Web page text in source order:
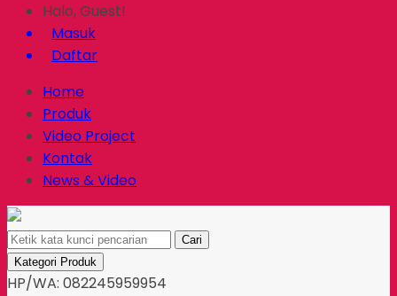
Halo, Guest!
Masuk
Daftar
Home
Produk
Video Project
Kontak
News & Video
Cari
Kategori Produk
HP/WA: 082245959954